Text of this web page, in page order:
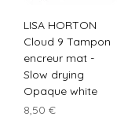
LISA HORTON
Cloud 9 Tampon
encreur mat -
Slow drying
Opaque white
Prix
8,50 €